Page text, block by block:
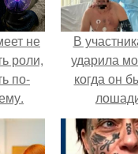
не
роли,
по-
В
ударила
когда он